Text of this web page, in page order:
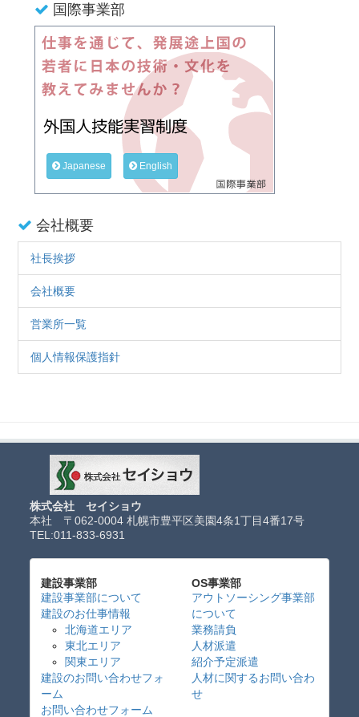
国際事業部
English
Japanese
会社概要
社長挨拶
会社概要
営業所一覧
個人情報保護指針
株式会社 セイショウ
本社 〒062-0004 札幌市豊平区美園4条1丁目4番17号
TEL:011-833-6931
建設事業部
建設事業部について
建設のお仕事情報
北海道エリア
東北エリア
関東エリア
建設のお問い合わせフォ
ーム
お問い合わせフォーム
OS事業部
アウトソーシング事業部
について
業務請負
人材派遣
紹介予定派遣
人材に関するお問い合わ
せ